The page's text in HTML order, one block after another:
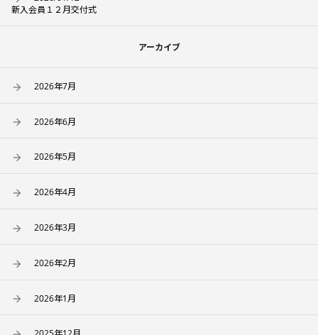
新入会員１２月交付式
アーカイブ
2026年7月
2026年6月
2026年5月
2026年4月
2026年3月
2026年2月
2026年1月